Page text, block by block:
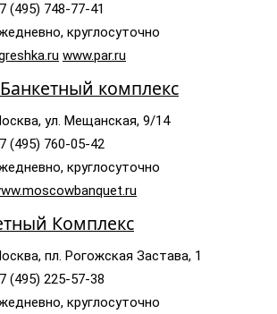
(495) 748-77-41
круглосуточно
www.par.ru
комплекс
ул. Мещанская, 9/14
(495) 760-05-42
круглосуточно
Комплекс
пл. Рогожская Застава, 1
(495) 225-57-38
круглосуточно